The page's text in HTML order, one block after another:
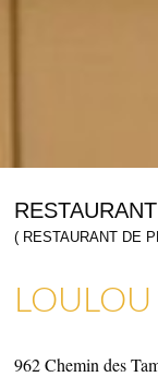
ARTISANAT &
COMMERCES,
RESTAURANT
( RESTAURANT DE
962 Chemin des